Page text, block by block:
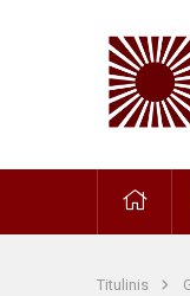
Titulinis